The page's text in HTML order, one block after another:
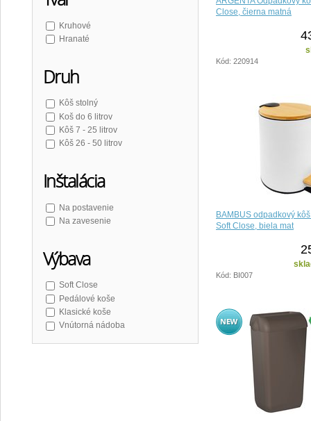
Kruhové
Hranaté
Druh
Kôš stolný
Koš do 6 litrov
Kôš 7 - 25 litrov
Kôš 26 - 50 litrov
Inštalácia
Na postavenie
Na zavesenie
Výbava
Soft Close
Pedálové koše
Klasické koše
Vnútorná nádoba
Close, čierna matná
Kód: 220914
BAMBUS odpadkový
Soft Close, biela mat
Kód: BI007